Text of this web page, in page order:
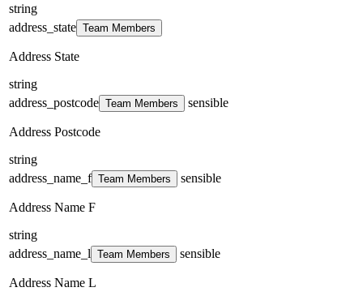
string
address_state Team Members
Address State
string
address_postcode Team Members sensible
Address Postcode
string
address_name_f Team Members sensible
Address Name F
string
address_name_l Team Members sensible
Address Name L